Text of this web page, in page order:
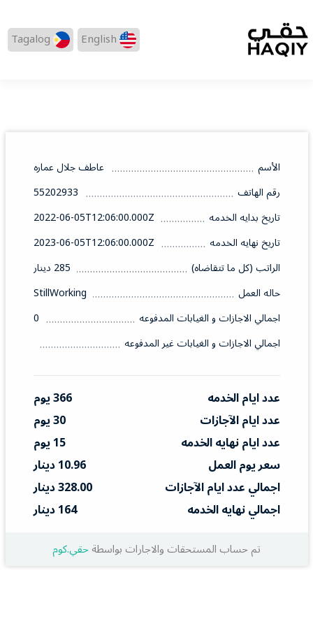
English
Tagalog
الأسم
عاطف جلال عماره
رقم الهاتف
55202933
تاريخ بدايه الخدمه
2022-06-05T12:06:00.000Z
تاريخ نهايه الخدمه
2023-06-05T12:06:00.000Z
الراتب (كل ما تتقاضاه)
285 دينار
حاله العمل
StillWorking
اجمالي الاجازات و الغيابات المدفوعه
0
اجمالي الاجازات و الغيابات غير المدفوعه
عدد ايام الخدمه
366 يوم
عدد ايام الآجازات
30 يوم
عدد ايام نهايه الخدمه
15 يوم
سعر يوم العمل
10.96 دينار
اجمالي عدد ايام الآجازات
328.00 دينار
اجمالي نهايه الخدمه
164 دينار
تم حساب المستحقات والاجارات بواسطةحقي.كوم